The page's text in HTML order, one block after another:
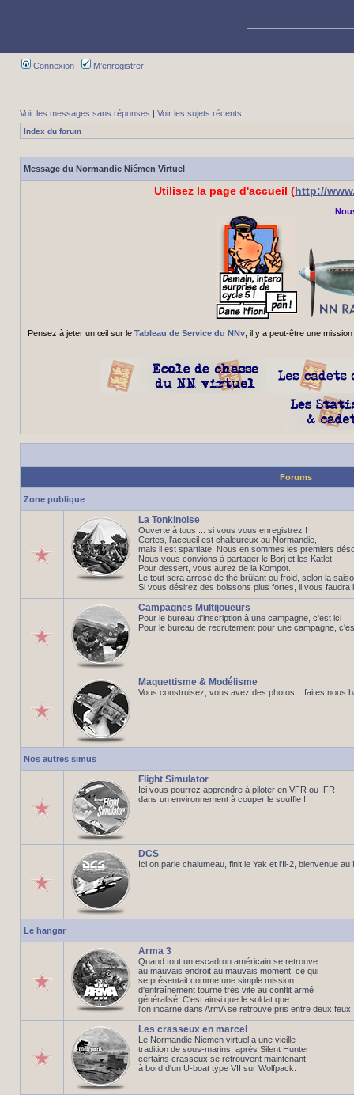
Connexion M’enregistrer
Voir les messages sans réponses | Voir les sujets récents
Index du forum
Message du Normandie Niémen Virtuel
Utilisez la page d'accueil (http://
Pensez à jeter un œil sur le Tableau de Service du NNv, il y a peut-être une
Forums
Zone publique
La Tonkinoise
Ouverte à tous ... si vous vous enregistrez !
Certes, l'accueil est chaleureux au Normandie,
mais il est spartiate. Nous en sommes les premiers
Nous vous convions à partager le Borj et les Katlet.
Pour dessert, vous aurez de la Kompot.
Le tout sera arrosé de thé brûlant ou froid, selon la
Si vous désirez des boissons plus fortes, il vous faudra
Campagnes Multijoueurs
Pour le bureau d'inscription à une campagne, c'est ici !
Pour le bureau de recrutement pour une campagne,
Maquettisme & Modélisme
Vous construisez, vous avez des photos... faites nous
Nos autres simus
Flight Simulator
Ici vous pourrez apprendre à piloter en VFR ou IFR
dans un environnement à couper le souffle !
DCS
Ici on parle chalumeau, finit le Yak et l'Il-2, bienvenue au
Le hangar
Arma 3
Quand tout un escadron américain se retrouve
au mauvais endroit au mauvais moment, ce qui
se présentait comme une simple mission
d'entraînement tourne très vite au conflit armé
généralisé. C'est ainsi que le soldat que
l'on incarne dans ArmA se retrouve pris entre deux feux
Les crasseux en marcel
Le Normandie Niemen virtuel a une vieille
tradition de sous-marins, après Silent Hunter
certains crasseux se retrouvent maintenant
à bord d'un U-boat type VII sur Wolfpack.